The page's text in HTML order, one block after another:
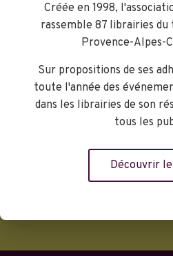
d'écologie et
l'existence.
Librairie Charlemagne
Réserver
Créée en 1998,
rassemble 87 librairies
Provence-Alpes-
Sur propositions de ses
toute l'année des
dans les librairies de son
tous les
Découvrir